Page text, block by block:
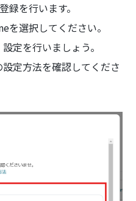
を行います。
選択してください。
定を行いましょう。
定方法を確認してくださ